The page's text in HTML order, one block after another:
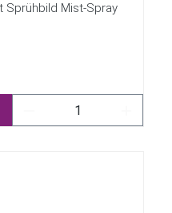
Sprühbild Mist-Spray
Produkt Anzahl: